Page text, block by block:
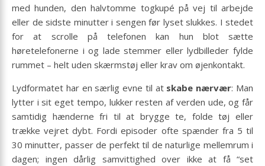
med hunden, den halvtomme togkupé på vej til arbejde
eller de sidste minutter i sengen før lyset slukkes. I stedet
for at scrolle på telefonen kan hun blot sætte
høretelefonerne i og lade stemmer eller lydbilleder fylde
rummet – helt uden skærmstøj eller krav om øjenkontakt.
Lydformatet har en særlig evne til at skabe nærvær: Man
lytter i sit eget tempo, lukker resten af verden ude, og får
samtidig hænderne fri til at brygge te, folde tøj eller
trække vejret dybt. Fordi episoder ofte spænder fra 5 til
30 minutter, passer de perfekt til de naturlige mellemrum i
dagen; ingen dårlig samvittighed over ikke at få “set